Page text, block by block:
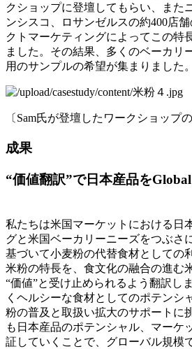
クショップに登壇してもらい、また
ンシスコ、ロサンゼルスの約400店
クトマーケティングによってこの特
ました。その結果、多くのベーカリ
用のサンプルの希望が集まりました。
〔Sam氏が登壇したワークショップの
成果
“価値翻訳”で日本産品を
私たちは米国マーケットにおける日
グと米国ベーカリーニーズをつぶさ
基づいて小麦粉の代替食材としての
米粉の特長を、食文化の融合の進む
“価値”と受け止められるよう翻訳し
くヘルシーな食材としてのポテンシ
粉の普及と取扱い拡大のサポートに
も日本産品のポテンシャル、マーケ
証していくことで、グローバル規模